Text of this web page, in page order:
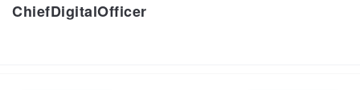
ChiefDigitalOfficer